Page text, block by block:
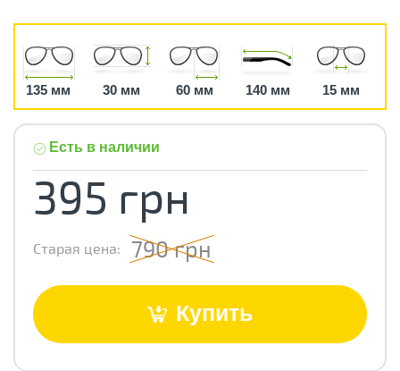
135 мм 30 мм 60 мм 140 мм 15 мм
Есть в наличии
395 грн
Старая цена: 790 грн
Купить